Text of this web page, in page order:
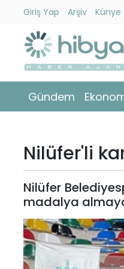
Giriş Yap Arşiv Künye
Gündem
Gündem
Ekonomi
Yaşam
Kültür
Sanat
Spor
Nilüfer'li
Nilüfer
madalya